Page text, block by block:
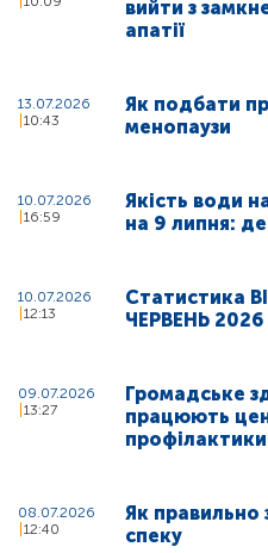
вийти з
апатії
13.07.2026
10:43
Як подбати
менопаузи
10.07.2026
16:59
Якість води
на 9 липня:
10.07.2026
12:13
Статистика
ЧЕРВЕНЬ 2026
09.07.2026
13:27
Громадське
працюють
08.07.2026
12:40
Як правильно
спеку